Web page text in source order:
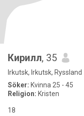
Кирилл, 35
Irkutsk, Irkutsk, Ryssland
Söker: Kvinna 25 - 45
Religion: Kristen
18